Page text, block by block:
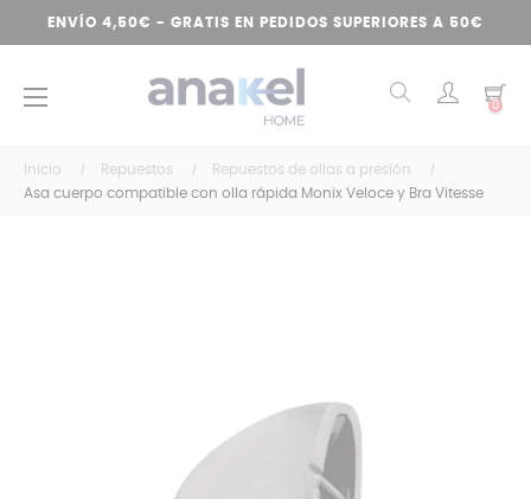
ENVÍO 4,50€ - GRATIS EN PEDIDOS SUPERIORES A 50€
Navegación
☰ 0
Inicio Repuestos
Repuestos de ollas a presión
Asa cuerpo compatible con olla rápida Monix Veloce y Bra Vitesse